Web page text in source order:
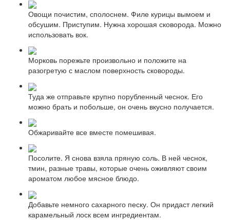
Овощи почистим, сполоснем. Филе курицы вымоем и
обсушим. Приступим. Нужна хорошая сковорода. Можно
использовать вок.
Морковь порежьте произвольно и положите на
разогретую с маслом поверхность сковороды.
Туда же отправьте крупно порубленный чеснок. Его
можно брать и побольше, он очень вкусно получается.
Обжаривайте все вместе помешивая.
Посолите. Я снова взяла пряную соль. В ней чеснок,
тмин, разные травы, которые очень оживляют своим
ароматом любое мясное блюдо.
Добавьте немного сахарного песку. Он придаст легкий
карамельный лоск всем ингредиентам.